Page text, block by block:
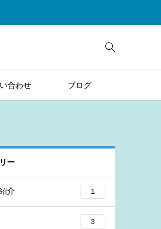

合わせ ブログ
ー
介 1
3